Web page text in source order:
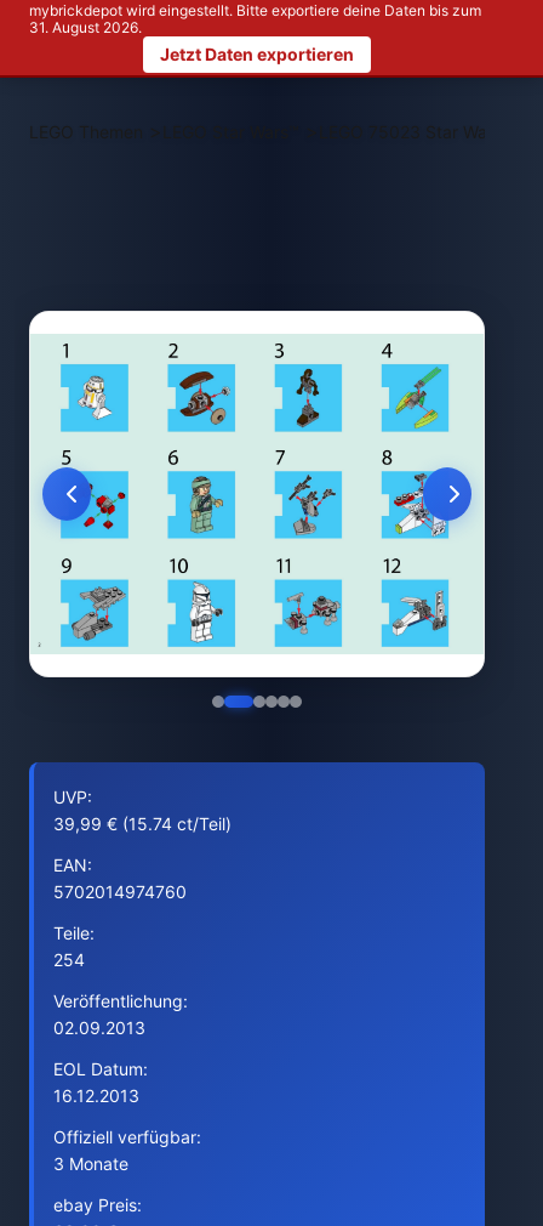
mybrickdepot wird eingestellt. Bitte exportiere deine Daten bis zum
31. August 2026.
Jetzt Daten exportieren
LEGO Themen > LEGO 75023 Star Wars
UVP:
39,99 € (15.74 ct/Teil)
EAN:
5702014974760
Teile:
254
Veröffentlichung:
02.09.2013
EOL Datum:
16.12.2013
Offiziell verfügbar:
3 Monate
ebay Preis: